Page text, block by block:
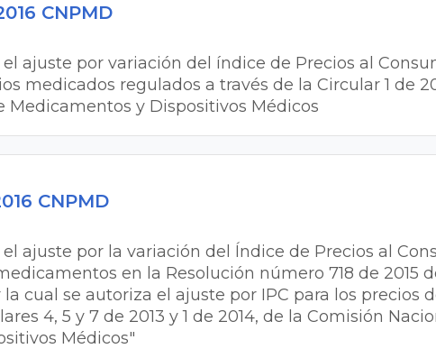
CNPMD
ajuste por variación del índice de Precios al
medicados regulados a través de la Circular 1 de
Medicamentos y Dispositivos Médicos
CNPMD
ajuste por la variación del Índice de Precios al
en la Resolución número 718 de 2015
cual se autoriza el ajuste por IPC para los precios
4, 5 y 7 de 2013 y 1 de 2014, de la Comisión
Médicos"